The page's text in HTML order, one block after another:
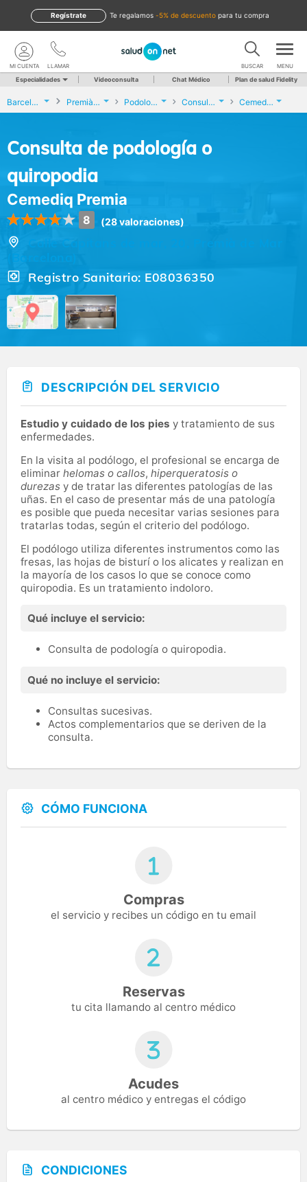
te regalamos -5% de descuento para tu compra
Regístrate
LLAMAR
MI CUENTA BUSCAR MENU
Especialidades Videoconsulta Chat Médico Plan de salud Fidelity
Barcelona Premià de Mar Podología Consulta de podología o quiropodia Cemediq Premia
Consulta de podología o
quiropodia
Cemediq Premia
8 (28 valoraciones)
Calle Capitans de mar, 20, Premià de Mar
Registro Sanitario: E08036350
DESCRIPCIÓN DEL SERVICIO
Estudio y cuidado de los pies y tratamiento de sus
enfermedades.
En la visita al podólogo, el profesional se encarga de
eliminar helomas o callos, hiperqueratosis o
durezas y de tratar las diferentes patologías de las
uñas. En el caso de presentar más de una patología
es posible que pueda necesitar varias sesiones para
tratarlas todas, según el criterio del podólogo.
El podólogo utiliza diferentes instrumentos como las
fresas, las hojas de bisturí o los alicates y realizan en
la mayoría de los casos lo que se conoce como
quiropodia. Es un tratamiento indoloro.
Qué incluye el servicio:
Consulta de podología o quiropodia.
Qué no incluye el servicio:
Consultas sucesivas.
Actos complementarios que se deriven de la
consulta.
CÓMO FUNCIONA
Compras
el servicio y recibes un código en tu email
Reservas
tu cita llamando al centro médico
Acudes
al centro médico y entregas el código
CONDICIONES